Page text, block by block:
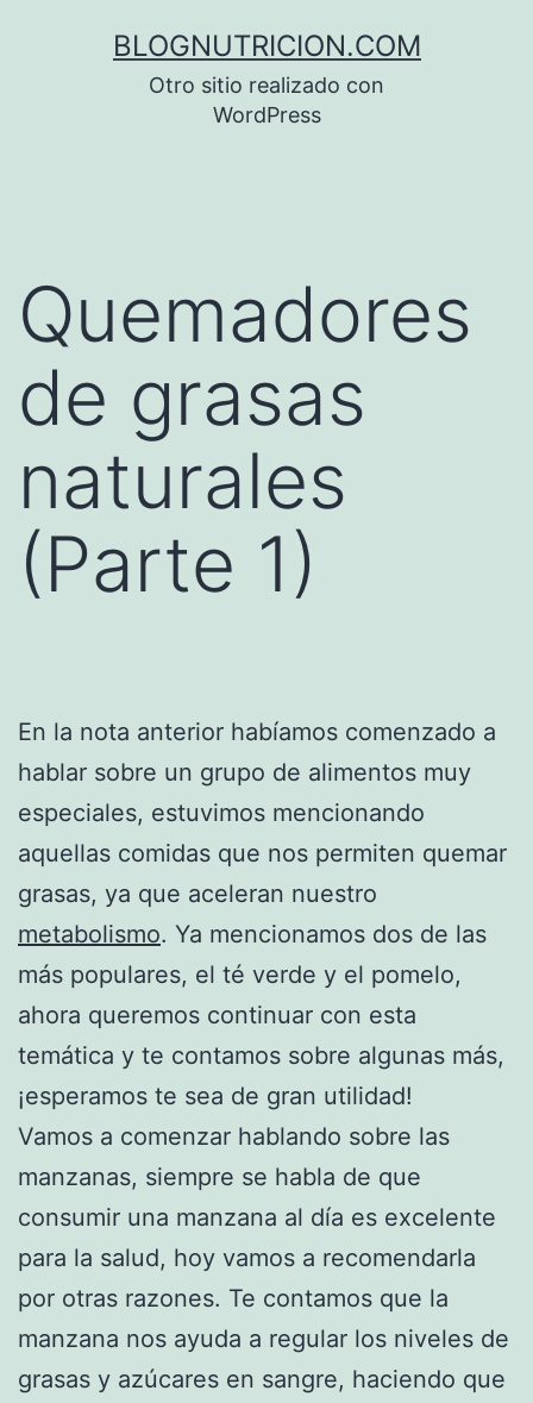
BLOGNUTRICION.COM
Otro sitio realizado con
WordPress
Quemadores
de grasas
naturales
(Parte 1)
En la nota anterior habíamos comenzado a
hablar sobre un grupo de alimentos muy
especiales, estuvimos mencionando
aquellas comidas que nos permiten quemar
grasas, ya que aceleran nuestro
metabolismo. Ya mencionamos dos de las
más populares, el té verde y el pomelo,
ahora queremos continuar con esta
temática y te contamos sobre algunas más,
¡esperamos te sea de gran utilidad!
Vamos a comenzar hablando sobre las
manzanas, siempre se habla de que
consumir una manzana al día es excelente
para la salud, hoy vamos a recomendarla
por otras razones. Te contamos que la
manzana nos ayuda a regular los niveles de
grasas y azúcares en sangre, haciendo que